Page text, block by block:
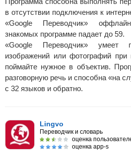
в отсутствии подключения к
«Google Переводчик»
знакомых программе падает до 59.
«Google Переводчик» умеет
изображений или фотографий
поймайте нужное в объектив.
разговорную речь и способна «на
с 32 языков и обратно.
Lingvo
Переводчик и словарь
оценка
оценка app-s